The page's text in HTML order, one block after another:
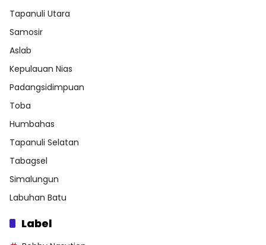
Tapanuli Utara
Samosir
Aslab
Kepulauan Nias
Padangsidimpuan
Toba
Humbahas
Tapanuli Selatan
Tabagsel
Simalungun
Labuhan Batu
Label